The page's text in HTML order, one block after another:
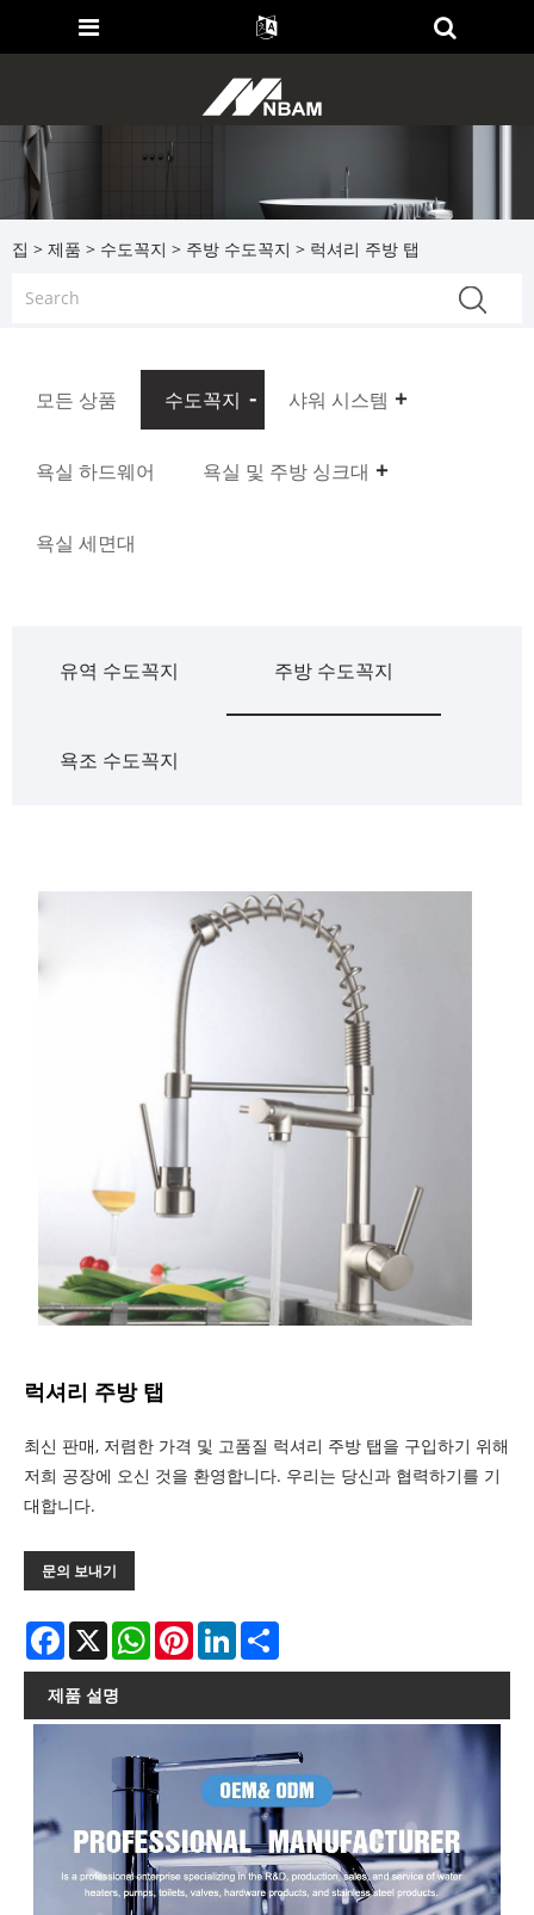
집 > 제품 > 수도꼭지 > 주방 수도꼭지 > 럭셔리 주방 탭
모든 상품 수도꼭지 샤워 시스템
욕실 하드웨어 욕실 및 주방 싱크대
욕실 세면대
유역 수도꼭지 주방 수도꼭지
욕조 수도꼭지
럭셔리 주방 탭
최신 판매, 저렴한 가격 및 고품질 럭셔리 주방 탭을 구입하기 위해
저희 공장에 오신 것을 환영합니다. 우리는 당신과 협력하기를 기
대합니다.
문의 보내기
Facebook
X WhatsAppPinterestLinkedIn
제품 설명